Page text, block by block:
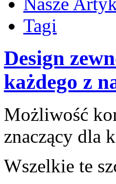
Tagi
Design
każdego z
Możliwość
znaczący dla
Wszelkie te